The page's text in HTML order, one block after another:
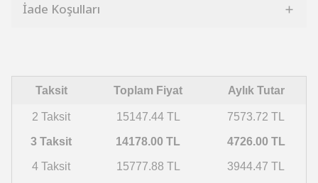
İade Koşulları
Taksit Toplam Fiyat Aylık Tutar
2 Taksit 15147.44 TL 7573.72 TL
3 Taksit 14178.00 TL 4726.00 TL
4 Taksit 15777.88 TL 3944.47 TL